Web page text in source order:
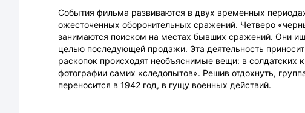
События фильма развиваются в двух временных
ожесточенных оборонительных сражений. Четверо
занимаются поиском на местах бывших сражений. Они
целью последующей продажи. Эта деятельность
раскопок происходят необъяснимые вещи: в солдатских
фотографии самих «следопытов». Решив отдохнуть,
переносится в 1942 год, в гущу военных действий.